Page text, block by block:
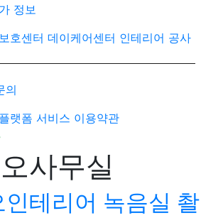
정보
호센터 데이케어센터 인테리어 공사
의
랫폼 서비스 이용약관
사무실
테리어 녹음실 촬